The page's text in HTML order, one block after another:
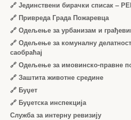
🔗 Јединствени бирачки списак –
🔗 Привреда Града Пожаревца
🔗 Одељење за урбанизам и
🔗 Одељење за комуналну
саобраћај
🔗 Одељење за имовинско-правне
🔗 Заштита животне средине
🔗 Буџет
🔗 Буџетска инспекција
Служба за интерну ревизију